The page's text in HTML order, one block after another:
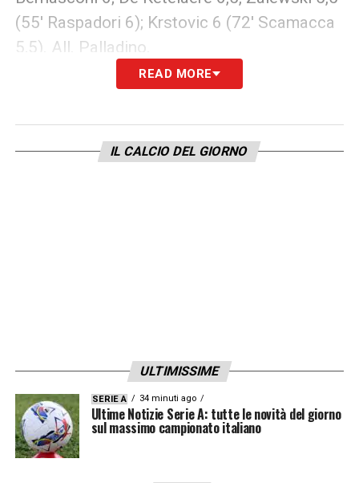
(55′ Raspadori 6); Krstovic 6 (72′ Scamacca
5,5). All. Palladino.
JUVENTUS (3-4-2-1): Di Gregorio 6,5; Kalulu
Locatelli 6,5, Thuram 5,5 (71′ Koopmeiners
6), Cambiaso 5,5 (79′ Kostic 5,5); Conceicao
READ MORE
IL CALCIO DEL GIORNO
ULTIMISSIME
SERIE A 34 minuti ago
Ultime Notizie Serie A: tutte le novità del giorno
sul massimo campionato italiano